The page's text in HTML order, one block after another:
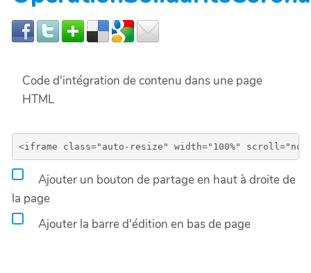
Code d'intégration de contenu dans une page
HTML
Ajouter un bouton de partage en haut à droite de
la page
Ajouter la barre d'édition en bas de page